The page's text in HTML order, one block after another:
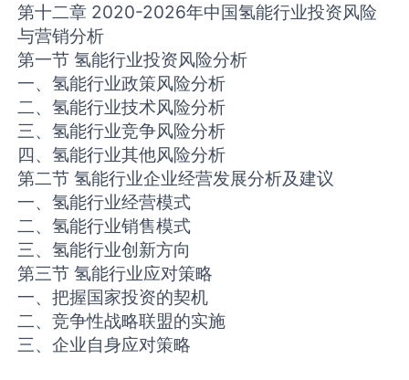
第十二章 2020-2026年中国氢能行业投资风险
与营销分析
第一节 氢能行业投资风险分析
一、氢能行业政策风险分析
二、氢能行业技术风险分析
三、氢能行业竞争风险分析
四、氢能行业其他风险分析
第二节 氢能行业企业经营发展分析及建议
一、氢能行业经营模式
二、氢能行业销售模式
三、氢能行业创新方向
第三节 氢能行业应对策略
一、把握国家投资的契机
二、竞争性战略联盟的实施
三、企业自身应对策略